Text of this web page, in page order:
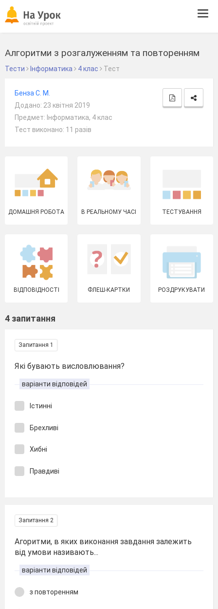
Алгоритми з розгалуженням та повторенням
Тести Інформатика 4 клас Тест
Бенза С. М.
Додано: 23 квітня 2019
Предмет: Інформатика, 4 клас
Тест виконано: 11 разів
ДОМАШНЯ РОБОТА В РЕАЛЬНОМУ ЧАСІ ТЕСТУВАННЯ
ВІДПОВІДНОСТІ ФЛЕШ-КАРТКИ РОЗДРУКУВАТИ
4 запитання
Запитання 1
Які бувають висловлювання?
варіанти відповідей
Істинні
Брехливі
Хибні
Правдиві
Запитання 2
Агоритми, в яких виконання завдання залежить
від умови називають...
варіанти відповідей
з повторенням